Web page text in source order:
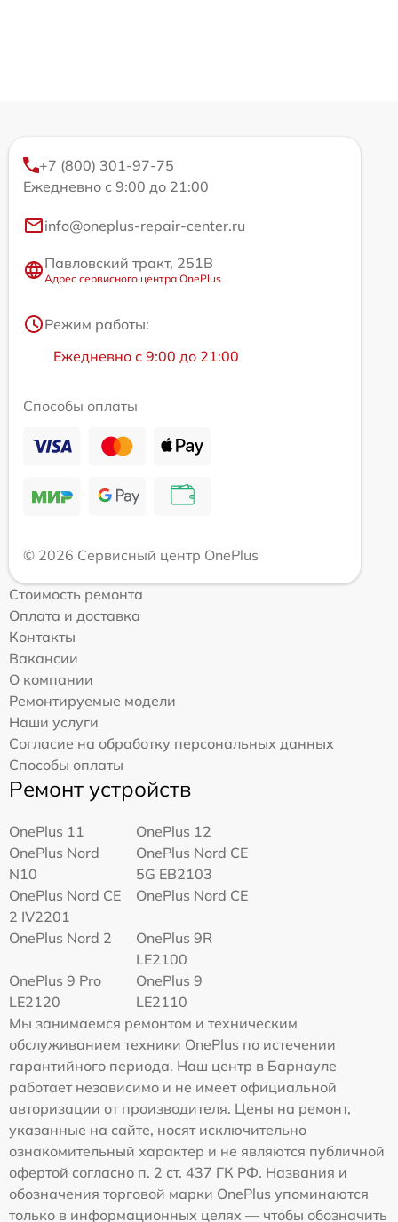
+7 (800) 301-97-75
Ежедневно с 9:00 до 21:00
info@oneplus-repair-center.ru
Павловский тракт, 251В
Адрес сервисного центра OnePlus
Режим работы:
Ежедневно с 9:00 до 21:00
Способы оплаты
© 2026 Сервисный центр OnePlus
Стоимость ремонта
Оплата и доставка
Контакты
Вакансии
О компании
Ремонтируемые модели
Наши услуги
Согласие на обработку персональных данных
Способы оплаты
Ремонт устройств
OnePlus 11
OnePlus 12
OnePlus Nord
N10
OnePlus Nord CE
5G EB2103
OnePlus Nord CE
2 IV2201
OnePlus Nord CE
OnePlus Nord 2
OnePlus 9R
LE2100
OnePlus 9 Pro
LE2120
OnePlus 9
LE2110
Мы занимаемся ремонтом и техническим
обслуживанием техники OnePlus по истечении
гарантийного периода. Наш центр в Барнауле
работает независимо и не имеет официальной
авторизации от производителя. Цены на ремонт,
указанные на сайте, носят исключительно
ознакомительный характер и не являются публичной
офертой согласно п. 2 ст. 437 ГК РФ. Названия и
обозначения торговой марки OnePlus упоминаются
только в информационных целях — чтобы обозначить